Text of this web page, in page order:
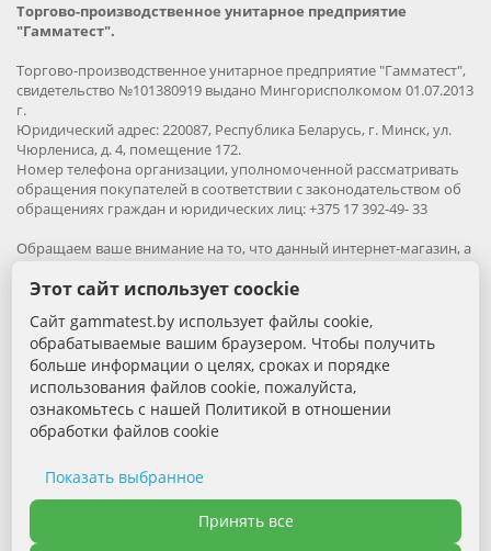
Торгово-производственное унитарное предприятие
"Гамматест".
Торгово-производственное унитарное предприятие "Гамматест",
свидетельство №101380919 выдано Мингорисполкомом 01.07.2013
г.
Юридический адрес: 220087, Республика Беларусь, г. Минск, ул.
Чюрлениса, д. 4, помещение 172.
Номер телефона организации, уполномоченной рассматривать
обращения покупателей в соответствии с законодательством об
обращениях граждан и юридических лиц: +375 17 392-49- 33
Обращаем ваше внимание на то, что данный интернет-магазин, а
нём, носит исключительно информационный характер и ни при
Вся информация на сайте – собственность интернет-магазина
gammatest.by. Все права защищены.
Публикация информации с сайта без разрешения
правообладателя запрена.
Контактная информация:
+375 (29) 389-88-68 - Специалист по продажам
Электронная почта: sales@gammatest.by
Этот сайт использует coockie
Сайт gammatest.by использует файлы cookie,
обрабатываемые вашим браузером. Чтобы получить
больше информации о целях, сроках и порядке
использования файлов cookie, пожалуйста,
ознакомьтесь с нашей Политикой в отношении
обработки файлов cookie
Показать выбранное
Необходимые cookieПринять все